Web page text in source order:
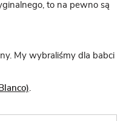
to na pewno są
My wybraliśmy dla babci